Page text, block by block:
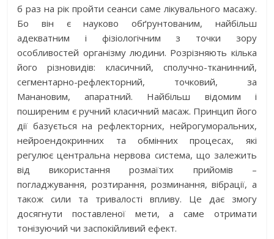
б раз на рік пройти сеанси саме лікувального масажу.
Бо він є науково обґрунтованим, найбільш
адекватним і фізіологічним з точки зору
особливостей організму людини. Розрізняють кілька
його різновидів: класичний, сполучно-тканинний,
сегментарно-рефлекторний, точковий, за
Манановим, апаратний. Найбільш відомим і
поширеним є ручний класичний масаж. Принцип його
дії базується на рефлекторних, нейрогуморальних,
нейроендокринних та обмінних процесах, які
регулює центральна нервова система, що залежить
від використання розмаїтих прийомів –
погладжування, розтирання, розминання, вібрації, а
також сили та тривалості впливу. Це дає змогу
досягнути поставленої мети, а саме отримати
тонізуючий чи заспокійливий ефект.